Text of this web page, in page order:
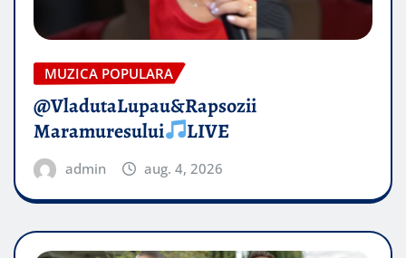
MUZICA POPULARA
@VladutaLupau&Rapsozii
Maramuresului
LIVE
admin aug. 4, 2026